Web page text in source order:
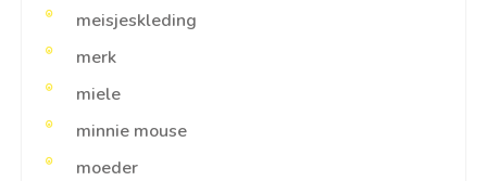
meisjeskleding
merk
miele
minnie mouse
moeder